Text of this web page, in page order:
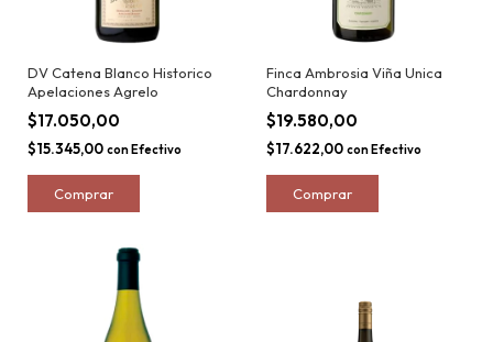
DV Catena Blanco Historico
Apelaciones Agrelo
$17.050,00
$15.345,00 con Efectivo
Finca Ambrosia Viña Unica
Chardonnay
$19.580,00
$17.622,00 con Efectivo